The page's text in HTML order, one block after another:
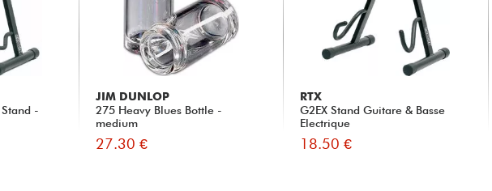
-
JIM DUNLOP
275 Heavy Blues Bottle -
medium
27.30 €
RTX
G2EX Stand Guitare & Basse
Electrique
18.50 €